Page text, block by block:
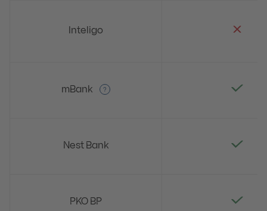
Inteligo
mBank ?
Nest Bank
PKO BP